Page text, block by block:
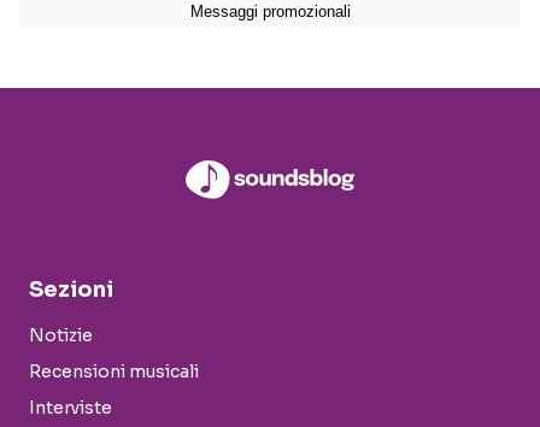
Sezioni
Notizie
Recensioni musicali
Interviste